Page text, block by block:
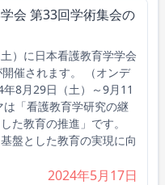
会 第33回学術集会の
）に日本看護教育学学会
催されます。 （オンデ
8月29日（土）～9月11
「看護教育学研究の継
た教育の推進」です。
盤とした教育の実現に向
2024年5月17日